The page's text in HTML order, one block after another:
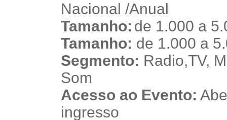
Nacional /Anual
Tamanho: de 1.000 a
Tamanho: de 1.000 a
Segmento: Radio,TV,
Som
Acesso ao Evento:
ingresso